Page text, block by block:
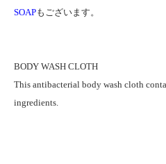
SOAPもございます。
BODY WASH CLOTH
This antibacterial body wash cloth
ingredients.